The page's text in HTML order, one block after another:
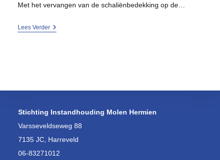
Met het vervangen van de schaliënbedekking op de…
Lees VerderMolen
Stichting Instandhouding Molen Hermien
Varsseveldseweg 88
7135 JC, Harreveld
06-83271012